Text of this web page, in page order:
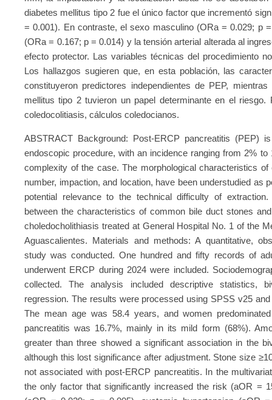
diabetes mellitus tipo 2 fue el único factor que incrementó
= 0.001). En contraste, el sexo masculino (ORa = 0.029; p
(ORa = 0.167; p = 0.014) y la tensión arterial alterada al
efecto protector. Las variables técnicas del procedimiento
Los hallazgos sugieren que, en esta población, las
constituyeron predictores independientes de PEP,
mellitus tipo 2 tuvieron un papel determinante en el riesgo.
coledocolitiasis, cálculos coledocianos.
ABSTRACT Background: Post-ERCP pancreatitis (PEP)
endoscopic procedure, with an incidence ranging from 2%
complexity of the case. The morphological characteristics
number, impaction, and location, have been understudied as
potential relevance to the technical difficulty of
between the characteristics of common bile duct stones
choledocholithiasis treated at General Hospital No. 1 of the
Aguascalientes. Materials and methods: A quantitative,
study was conducted. One hundred and fifty records of
underwent ERCP during 2024 were included.
collected. The analysis included descriptive statistics,
regression. The results were processed using SPSS v25
The mean age was 58.4 years, and women
pancreatitis was 16.7%, mainly in its mild form (68%).
greater than three showed a significant association in the
although this lost significance after adjustment. Stone size
not associated with post-ERCP pancreatitis. In the
the only factor that significantly increased the risk (aOR =